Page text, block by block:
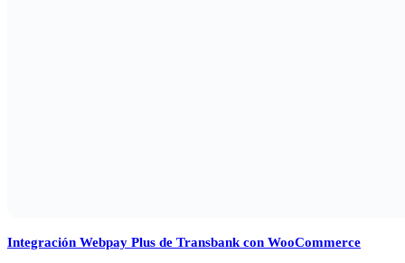
Integración Webpay Plus de Transbank con WooCommerce